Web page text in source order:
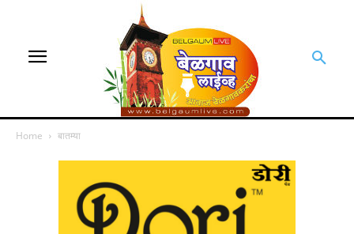
Home बातम्या